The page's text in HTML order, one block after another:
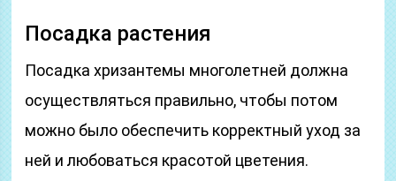
Посадка растения
Посадка хризантемы многолетней должна
осуществляться правильно, чтобы потом
можно было обеспечить корректный уход за
ней и любоваться красотой цветения.